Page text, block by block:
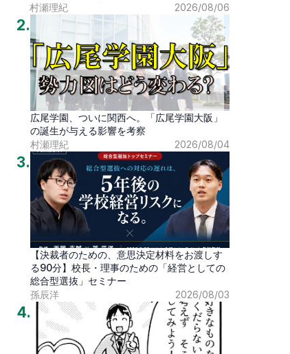
村瀬理紀
2026/08/06
2.
広尾学園、ついに関西へ。「広尾学園大阪」
の誕生が与える影響を考察
村瀬理紀
2026/08/04
3.
【決裁者のための、意思決定材料をお渡しす
る90分】校長・理事のための「経営としての
総合型選抜」セミナー
孫辰洋
2026/08/03
4.